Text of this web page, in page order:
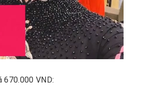
670.000 VND: